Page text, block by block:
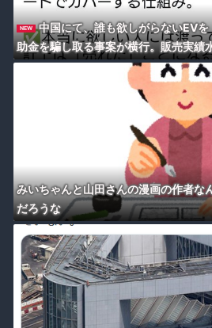
NEW
中国にて、誰も欲しがらないEV
助金を騙し取る事案が横行。販売実績
みいちゃんと山田さんの漫画の作者な
だろうな